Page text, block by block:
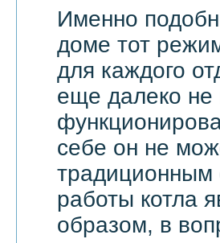
Именно
доме тот
для каждого
еще далеко не
себе он не
традиционным
работы котла
образом, в